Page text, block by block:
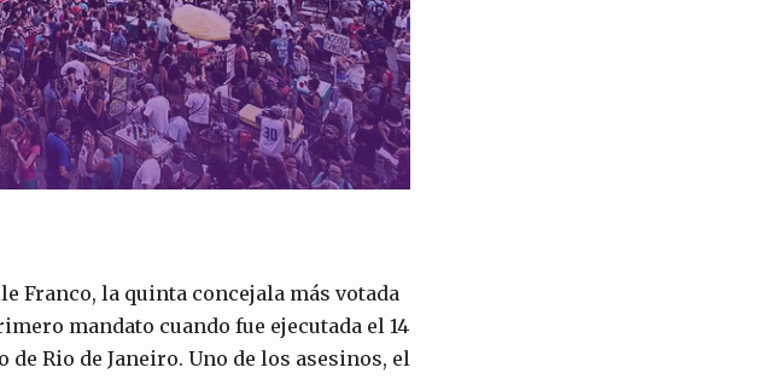
Franco, la quinta concejala más votada
mandato cuando fue ejecutada el 14
Rio de Janeiro. Uno de los asesinos, el